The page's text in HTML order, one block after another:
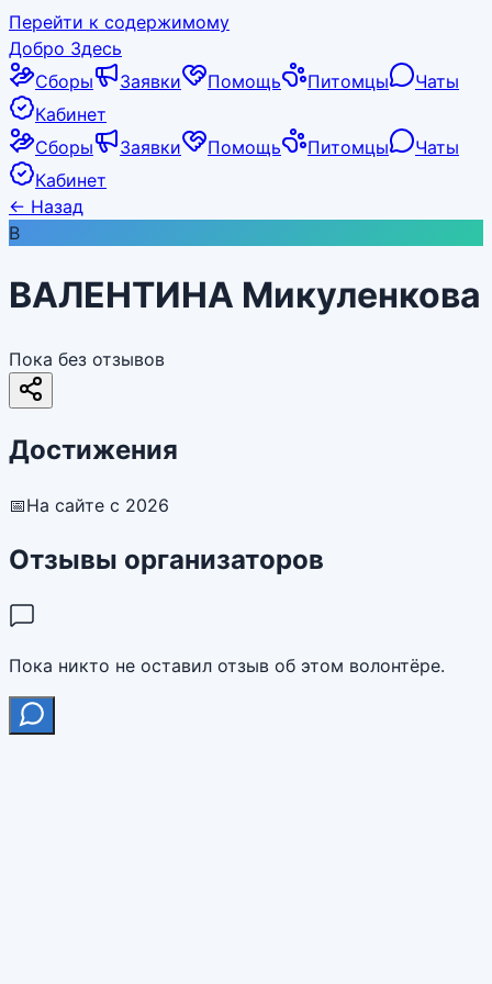
Перейти к содержимому
Добро Здесь
Сборы
Заявки Помощь Питомцы
Чаты
Кабинет
Сборы
Заявки Помощь Питомцы
Чаты
Кабинет
← Назад
В
ВАЛЕНТИНА Микуленкова
Пока без отзывов
Достижения
📅На сайте с 2026
Отзывы организаторов
Пока никто не оставил отзыв об этом волонтёре.